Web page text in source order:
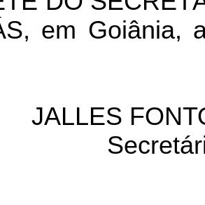
em Goiânia,
JALLES